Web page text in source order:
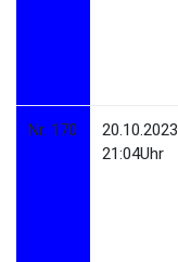
Nr. 170
20.10.2023
21:04Uhr